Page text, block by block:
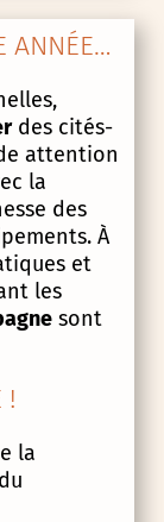
ANNÉE…
des cités-
attention
la
des
À
et
les
sont
!
la